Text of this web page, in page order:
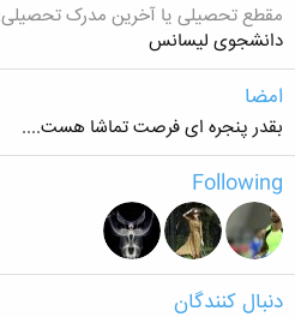
مقطع تحصیلی یا آخرین مدرک تحصیلی
دانشجوی لیسانس
امضا
بقدر پنجره ای فرصت تماشا هست....
Following
دنبال کنندگان